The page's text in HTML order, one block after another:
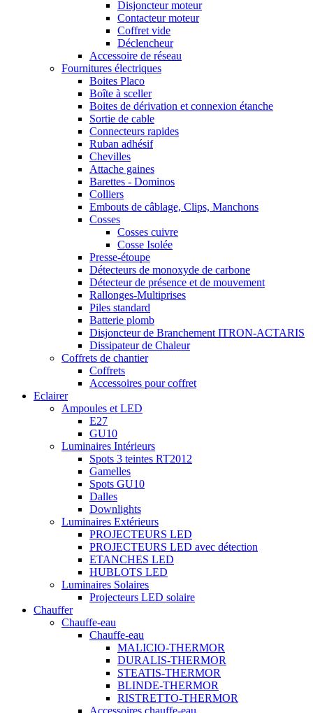
Disjoncteur moteur
Contacteur moteur
Coffret vide
Déclencheur
Accessoire de réseau
Fournitures électriques
Boites Placo
Boîte à sceller
Boites de dérivation et connexion étanche
Sortie de cable
Connecteurs rapides
Ruban adhésif
Chevilles
Attache gaines
Barettes - Dominos
Colliers
Embouts de câblage, Clips, Manchons
Cosses
Cosses cuivre
Cosse Isolée
Presse-étoupe
Détecteurs de monoxyde de carbone
Détecteur de présence et de mouvement
Rallonges-Multiprises
Piles standard
Batterie plomb
Disjoncteur de Branchement ITRON-ACTARIS
Dissipateur de Chaleur
Coffrets de chantier
Coffrets
Accessoires pour coffret
Eclairer
Ampoules et LED
E27
GU10
Luminaires Intérieurs
Spots 3 teintes RT2012
Gamelles
Spots GU10
Dalles
Downlights
Luminaires Extérieurs
PROJECTEURS LED
PROJECTEURS LED avec détection
ETANCHES LED
HUBLOTS LED
Luminaires Solaires
Projecteurs LED solaire
Chauffer
Chauffe-eau
Chauffe-eau
MALICIO-THERMOR
DURALIS-THERMOR
STEATIS-THERMOR
BLINDE-THERMOR
RISTRETTO-THERMOR
Accessoires chauffe-eau